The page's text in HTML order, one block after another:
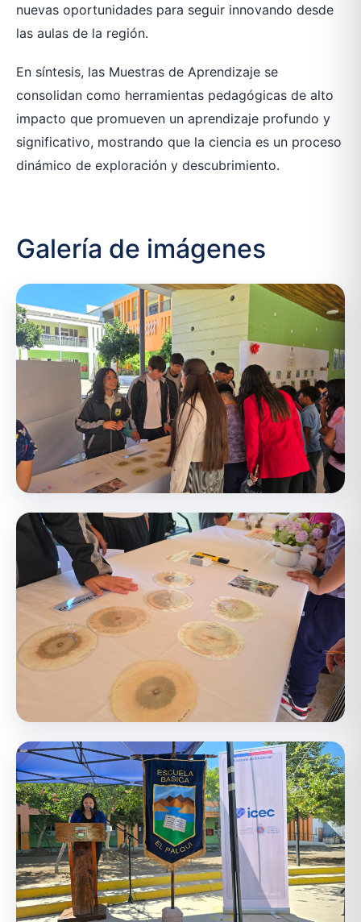
nuevas oportunidades para seguir innovando desde
las aulas de la región.
En síntesis, las Muestras de Aprendizaje se
consolidan como herramientas pedagógicas de alto
impacto que promueven un aprendizaje profundo y
significativo, mostrando que la ciencia es un proceso
dinámico de exploración y descubrimiento.
Galería de imágenes